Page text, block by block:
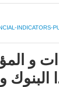
INDICATORS-
و
البنوك